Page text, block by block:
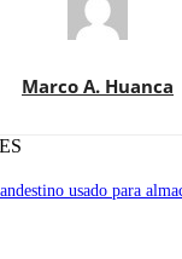
Marco A. Huanca
usado para